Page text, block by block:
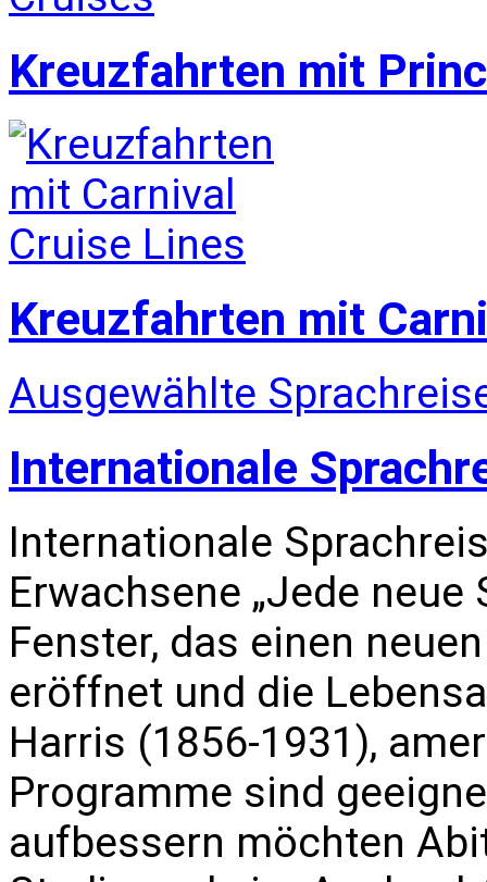
Kreuzfahrten mit
Kreuzfahrten mit
Ausgewählte
Internationale
Internationale
Erwachsene „Jede
Fenster, das einen
eröffnet und die
Harris (1856-1931),
Programme sind
aufbessern möchten